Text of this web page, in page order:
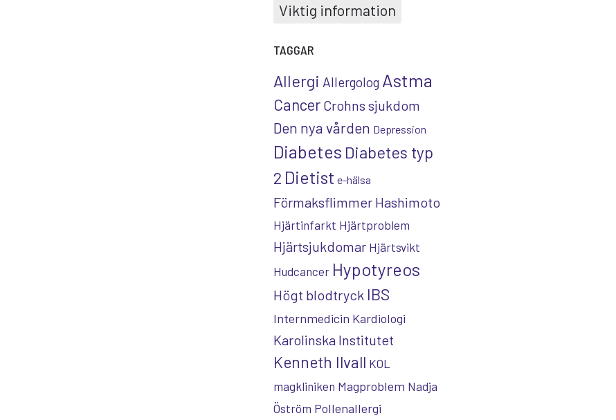
Viktig information
TAGGAR
Allergi Allergolog Astma
Cancer Crohns sjukdom
Den nya vården Depression
Diabetes Diabetes typ
2 Dietist e-hälsa
Förmaksflimmer Hashimoto
Hjärtinfarkt Hjärtproblem
Hjärtsjukdomar Hjärtsvikt
Hudcancer Hypotyreos
Högt blodtryck IBS
Internmedicin Kardiologi
Karolinska Institutet
Kenneth Ilvall KOL
magkliniken Magproblem Nadja
Öström Pollenallergi